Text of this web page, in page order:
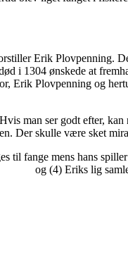
Erik Plovpenning.
i 1304 ønskede at
Erik Plovpenning og
man ser godt efter,
Der skulle være sket
til fange mens hans
og (4) Eriks lig